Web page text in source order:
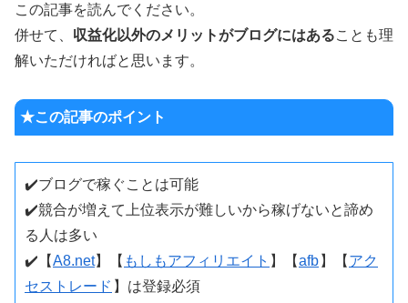
この記事を読んでください。
併せて、 収益化以外のメリットがブログにはあることも理
解いただければと思います。
★この記事のポイント
✔️ブログで稼ぐことは可能
✔️競合が増えて上位表示が難しいから稼げないと諦め
る人は多い
✔️【A8.net】【 もしもアフィリエイト 】【afb 】【 アク
セストレード 】は登録必須